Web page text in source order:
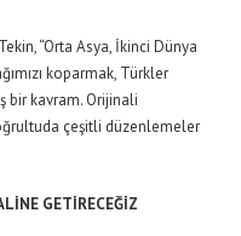
“Orta Asya, İkinci Dünya
koparmak, Türkler
bir kavram. Orijinali
çeşitli düzenlemeler
GETİRECEĞİZ